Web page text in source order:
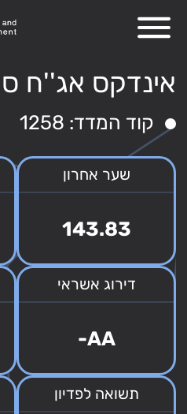
אינדקס אג''ח
קוד המדד: 1258
שער אחרון
143.83
דירוג אשראי
AA-
תשואה לפדיון